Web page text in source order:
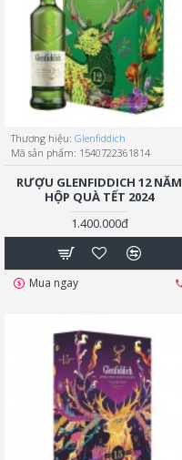
Thương hiệu: Glenfiddich
Mã sản phẩm: 1540722361814
RƯỢU GLENFIDDICH 12 NĂM
HỘP QUÀ TẾT 2024
1.400.000đ
Mua ngay